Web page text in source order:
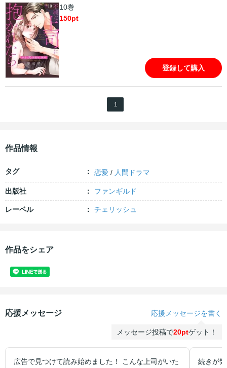
10巻
150pt
登録して購入
1
作品情報
タグ 恋愛 / 人間ドラマ
出版社 ファンギルド
レーベル チェリッシュ
作品をシェア
応援メッセージ 応援メッセージを書く
メッセージ投稿で20ptゲット！
広告で見つけて読み始めました！ こんな上司がいた
続きが